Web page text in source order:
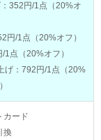
352円/1点（20%オ
円/1点（20%オフ）
点（20%オフ）
げ：792円/1点（20%
カード
換